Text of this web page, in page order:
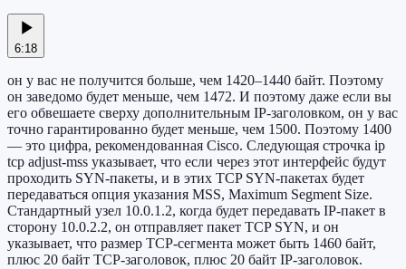
6:18
он у вас не получится больше, чем 1420–1440 байт. Поэтому
он заведомо будет меньше, чем 1472. И поэтому даже если вы
его обвешаете сверху дополнительным IP-заголовком, он у вас
точно гарантированно будет меньше, чем 1500. Поэтому 1400
— это цифра, рекомендованная Cisco. Следующая строчка ip
tcp adjust-mss указывает, что если через этот интерфейс будут
проходить SYN-пакеты, и в этих TCP SYN-пакетах будет
передаваться опция указания MSS, Maximum Segment Size.
Стандартный узел 10.0.1.2, когда будет передавать IP-пакет в
сторону 10.0.2.2, он отправляет пакет TCP SYN, и он
указывает, что размер TCP-сегмента может быть 1460 байт,
плюс 20 байт TCP-заголовок, плюс 20 байт IP-заголовок.